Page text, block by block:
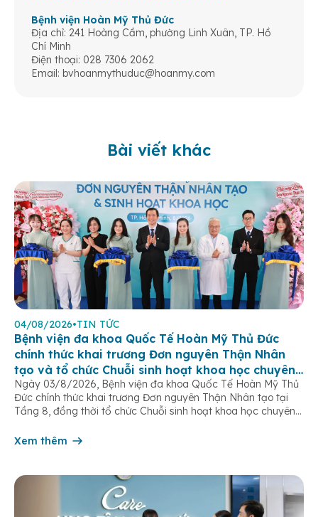
Bệnh viện Hoàn Mỹ Thủ Đức
Địa chỉ: 241 Hoàng Cầm, phường Linh Xuân, TP. Hồ
Chí Minh
Điện thoại: 028 7306 2062
Email: bvhoanmythuduc@hoanmy.com
Bài viết khác
04/08/2026•TIN TỨC
Bệnh viện đa khoa Quốc Tế Hoàn Mỹ Thủ Đức
chính thức khai trương Đơn nguyên Thận Nhân
tạo và tổ chức Chuỗi sinh hoạt khoa học chuyên
đề
Ngày 03/8/2026, Bệnh viện đa khoa Quốc Tế Hoàn Mỹ Thủ
Đức chính thức khai trương Đơn nguyên Thận Nhân tạo tại
Tầng 8, đồng thời tổ chức Chuỗi sinh hoạt khoa học chuyên
bước tiến quan trọng trong chiến lược […]
Xem thêm